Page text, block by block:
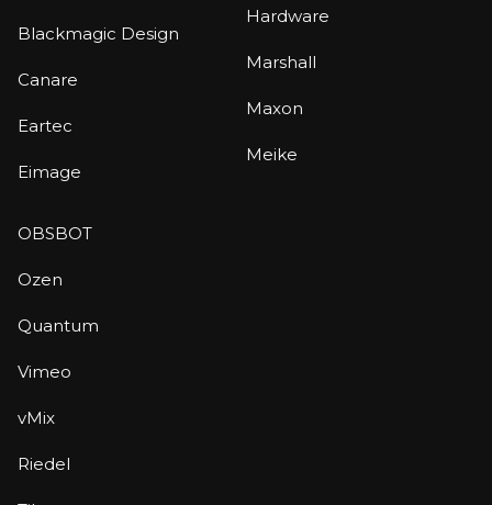
Blackmagic Design
Canare
Eartec
Eimage
Hardware
Marshall
Maxon
Meike
OBSBOT
Ozen
Quantum
Vimeo
vMix
Riedel